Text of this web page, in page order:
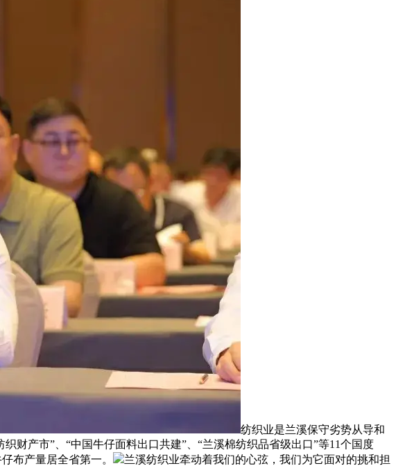
纺织业是兰溪保守劣势从导和
财产市”、“中国牛仔面料出口共建”、“兰溪棉纺织品省级出口”等11个国度
布产量居全省第一。
兰溪纺织业牵动着我们的心弦，我们为它面对的挑和担